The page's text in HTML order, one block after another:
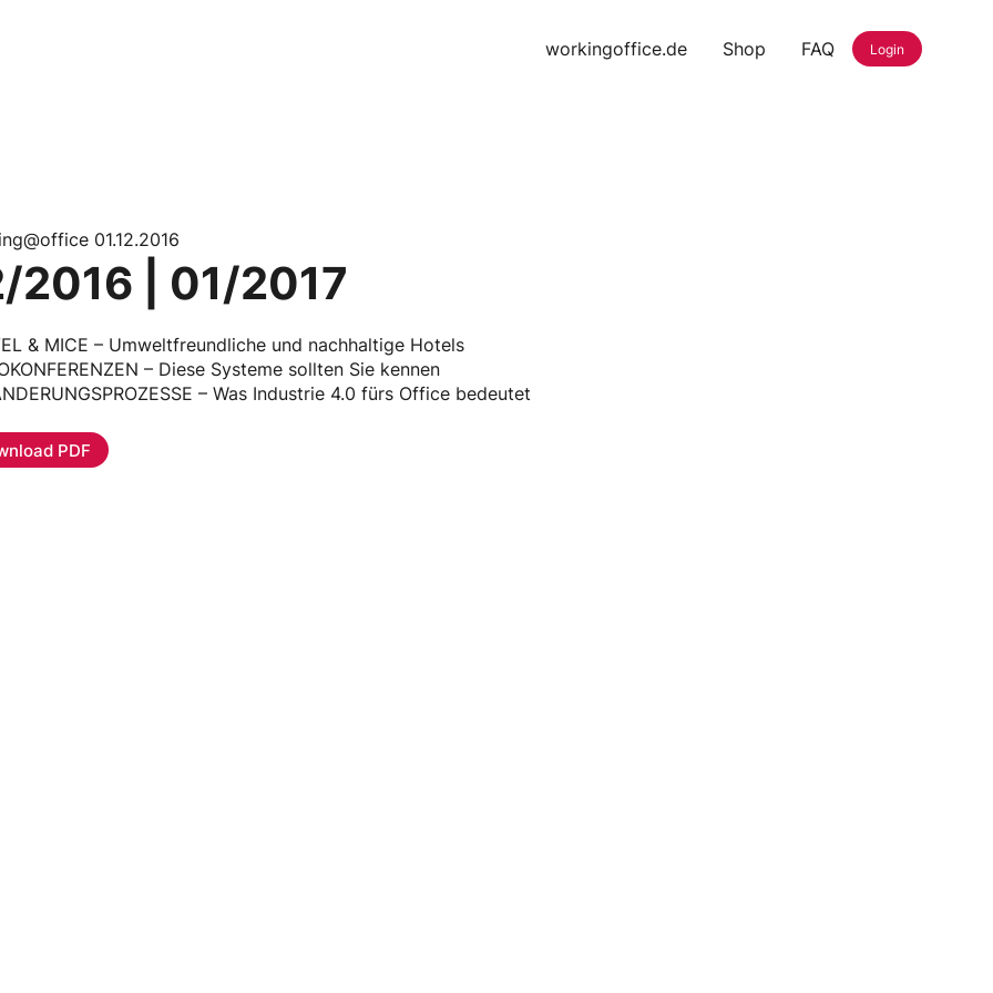
workingoffice.de Shop FAQ Login
01.12.2016
2016 | 01/2017
& MICE – Umweltfreundliche und nachhaltige Hotels
– Diese Systeme sollten Sie kennen
– Was Industrie 4.0 fürs Office bedeutet
PDF